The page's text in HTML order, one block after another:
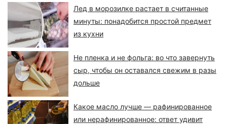
Лед в морозилке растает в считанные
минуты: понадобится простой предмет
из кухни
Не пленка и не фольга: во что завернуть
сыр, чтобы он оставался свежим в разы
дольше
Какое масло лучше — рафинированное
или нерафинированное: ответ удивит